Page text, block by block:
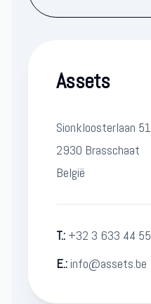
Assets
Sionkloosterlaan 51
2930 Brasschaat
België
T.: +32 3 633 44 55
E.: info@assets.be